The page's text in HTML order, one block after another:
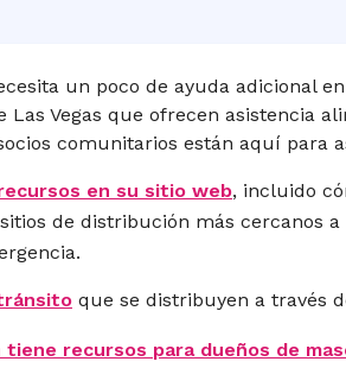
un poco de ayuda adicional
Las Vegas que ofrecen asistencia
comunitarios están aquí para
en su sitio web, incluido
de distribución más cercanos a
que se distribuyen a través
recursos para dueños de